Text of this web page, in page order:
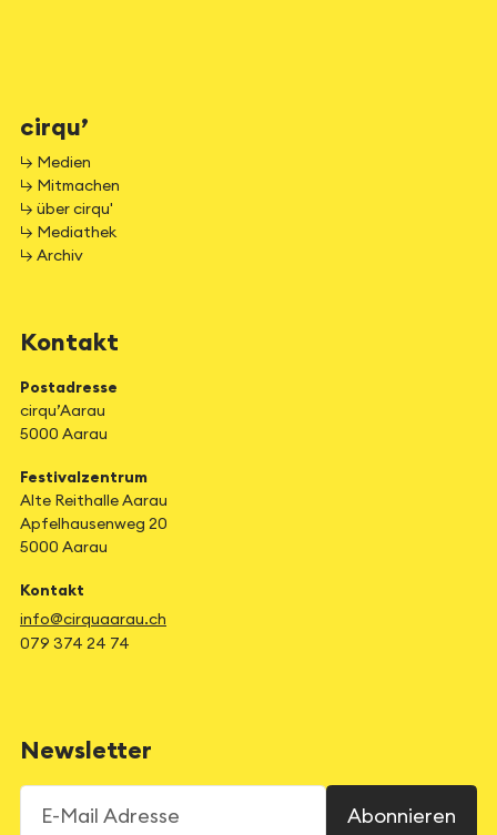
cirqu’
↳ Medien
↳ Mitmachen
↳ über cirqu'
↳ Mediathek
↳ Archiv
Kontakt
Postadresse
cirqu’Aarau
5000 Aarau
Festivalzentrum
Alte Reithalle Aarau
Apfelhausenweg 20
5000 Aarau
Kontakt
info@cirquaarau.ch
079 374 24 74
Newsletter
Abonnieren